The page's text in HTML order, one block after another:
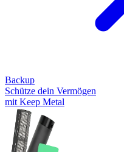
Backup
Schütze dein Vermögen
mit Keep Metal